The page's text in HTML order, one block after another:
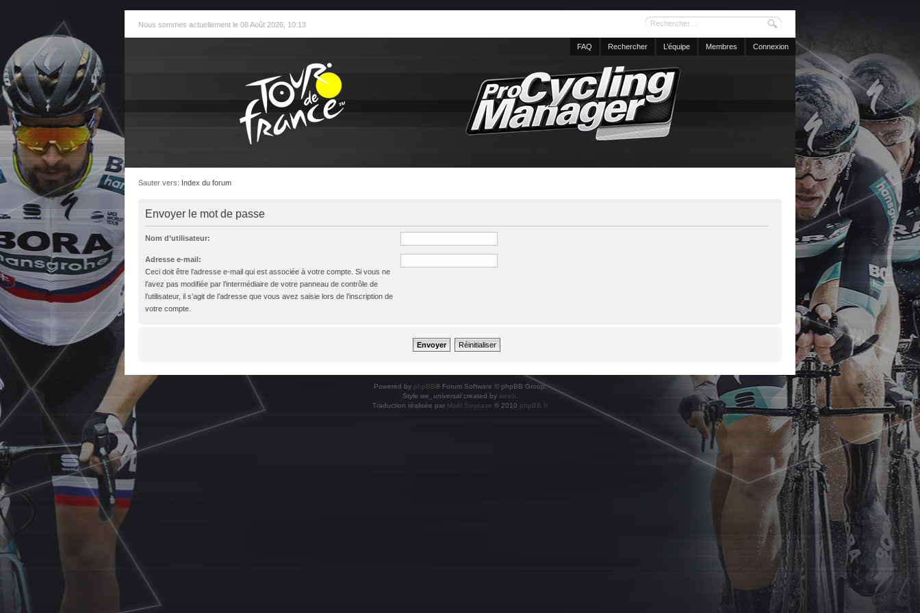
Nous sommes actuellement le 08 Août 2026, 10:13
FAQ Rechercher L’équipe Membres Connexion
Sauter vers: Index du forum
Envoyer le mot de passe
Nom d’utilisateur:
Adresse e-mail:
Ceci doit être l’adresse e-mail qui est associée à votre compte. Si vous ne
l’avez pas modifiée par l’intermédiaire de votre panneau de contrôle de
l’utilisateur, il s’agit de l’adresse que vous avez saisie lors de l’inscription de
votre compte.
Powered by phpBB® Forum Software © phpBB Group.
Style we_universalcreated by weeb
Traduction réalisée par Maël Soucaze © 2010 phpBB.fr